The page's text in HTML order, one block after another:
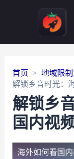
首页
地域限
解锁乡音时光：
解锁乡
国内视
海外如何看国